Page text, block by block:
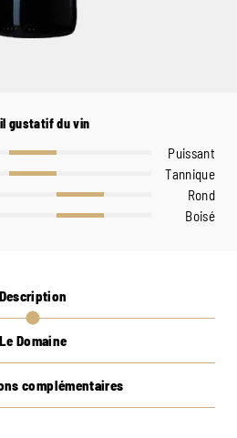
gustatif du vin
Puissant
Tannique
Rond
Boisé
Description
Le Domaine
complémentaires